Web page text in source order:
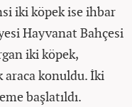
iki köpek ise ihbar
Hayvanat Bahçesi
iki köpek,
araca konuldu. İki
başlatıldı.